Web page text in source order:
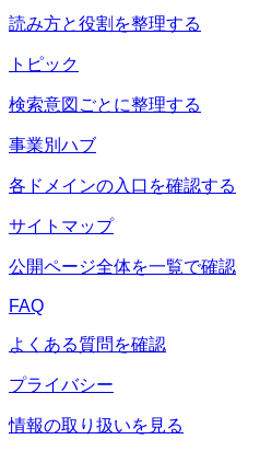
読み方と役割を整理する
トピック
検索意図ごとに整理する
事業別ハブ
各ドメインの入口を確認する
サイトマップ
公開ページ全体を一覧で確認
FAQ
よくある質問を確認
プライバシー
情報の取り扱いを見る